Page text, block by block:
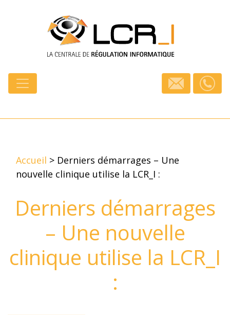
Accueil > Derniers démarrages – Une
nouvelle clinique utilise la LCR_I :
Derniers démarrages
– Une nouvelle
clinique utilise la LCR_I
: